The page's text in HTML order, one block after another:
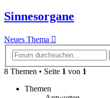
Sinnesorgane
Neues Thema
8 Themen • Seite 1 von 1
Themen